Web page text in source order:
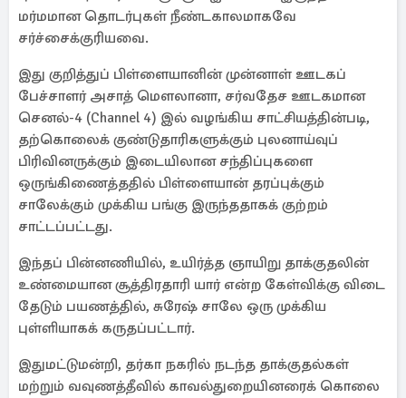
மர்மமான தொடர்புகள் நீண்டகாலமாகவே
சர்ச்சைக்குரியவை.
இது குறித்துப் பிள்ளையானின் முன்னாள் ஊடகப்
பேச்சாளர் அசாத் மௌலானா, சர்வதேச ஊடகமான
செனல்-4 (Channel 4) இல் வழங்கிய சாட்சியத்தின்படி,
தற்கொலைக் குண்டுதாரிகளுக்கும் புலனாய்வுப்
பிரிவினருக்கும் இடையிலான சந்திப்புகளை
ஒருங்கிணைத்ததில் பிள்ளையான் தரப்புக்கும்
சாலேக்கும் முக்கிய பங்கு இருந்ததாகக் குற்றம்
சாட்டப்பட்டது.
இந்தப் பின்னணியில், உயிர்த்த ஞாயிறு தாக்குதலின்
உண்மையான சூத்திரதாரி யார் என்ற கேள்விக்கு விடை
தேடும் பயணத்தில், சுரேஷ் சாலே ஒரு முக்கிய
புள்ளியாகக் கருதப்பட்டார்.
இதுமட்டுமன்றி, தர்கா நகரில் நடந்த தாக்குதல்கள்
மற்றும் வவுணத்தீவில் காவல்துறையினரைக் கொலை